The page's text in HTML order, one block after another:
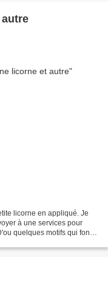
licorne en appliqué. Je
à une services pour
quelques motifs qui font